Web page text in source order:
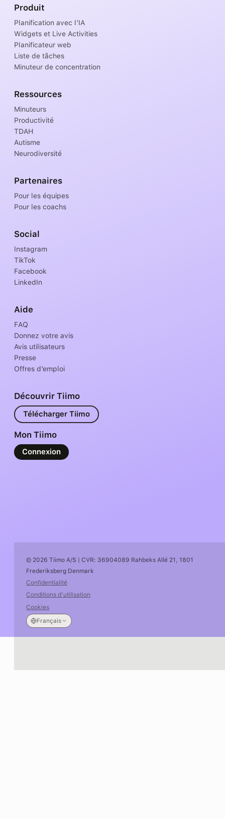
Produit
Planification avec l’IA
Widgets et Live Activities
Planificateur web
Liste de tâches
Minuteur de concentration
Ressources
Minuteurs
Productivité
TDAH
Autisme
Neurodiversité
Partenaires
Pour les équipes
Pour les coachs
Social
Instagram
TikTok
Facebook
LinkedIn
Aide
FAQ
Donnez votre avis
Avis utilisateurs
Presse
Offres d’emploi
Découvrir Tiimo
Télécharger Tiimo
Mon Tiimo
Connexion
© 2026 Tiimo A/S | CVR: 36904089 Rahbeks Allé 21, 1801
Frederiksberg Denmark
Confidentialité
Conditions d’utilisation
Cookies
Français